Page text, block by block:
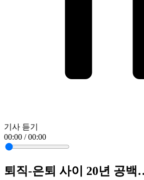
기사 듣기
00:00 / 00:00
퇴직-은퇴 사이 20년 공백